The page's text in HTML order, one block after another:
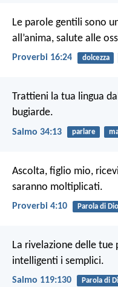
Le parole gentili sono
all’anima, salute alle
Proverbi 16:24 dolcezza
Trattieni la tua lingua
bugiarde.
Salmo 34:13 parlare
Ascolta, figlio mio,
saranno moltiplicati.
Proverbi 4:10 Parola di Dio
La rivelazione delle tue
intelligenti i semplici.
Salmo 119:130 Parola di